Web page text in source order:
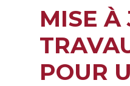
MISE À
POUR